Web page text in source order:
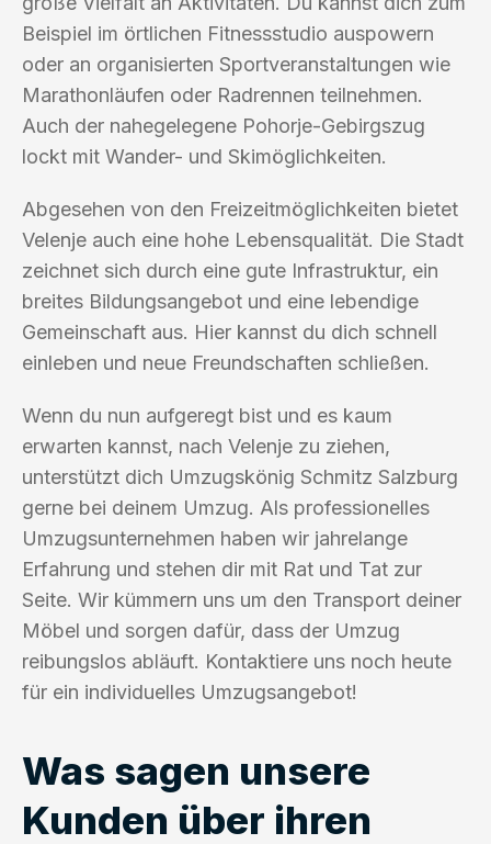
Beispiel im örtlichen Fitnessstudio auspowern
oder an organisierten Sportveranstaltungen wie
Marathonläufen oder Radrennen teilnehmen.
Auch der nahegelegene Pohorje-Gebirgszug
lockt mit Wander- und Skimöglichkeiten.
Abgesehen von den Freizeitmöglichkeiten bietet
Velenje auch eine hohe Lebensqualität. Die Stadt
zeichnet sich durch eine gute Infrastruktur, ein
breites Bildungsangebot und eine lebendige
Gemeinschaft aus. Hier kannst du dich schnell
einleben und neue Freundschaften schließen.
Wenn du nun aufgeregt bist und es kaum
erwarten kannst, nach Velenje zu ziehen,
unterstützt dich Umzugskönig Schmitz Salzburg
gerne bei deinem Umzug. Als professionelles
Umzugsunternehmen haben wir jahrelange
Erfahrung und stehen dir mit Rat und Tat zur
Seite. Wir kümmern uns um den Transport deiner
Möbel und sorgen dafür, dass der Umzug
reibungslos abläuft. Kontaktiere uns noch heute
für ein individuelles Umzugsangebot!
Was sagen unsere
Kunden über ihren